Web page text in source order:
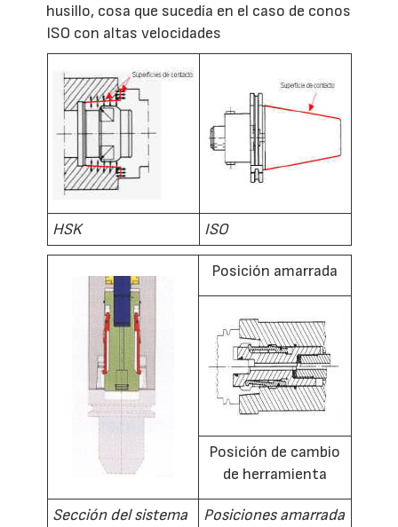
husillo, cosa que sucedía en el caso de conos
ISO con altas velocidades
HSK ISO
Posición amarrada
Posición de cambio
de herramienta
Sección del sistema Posiciones amarrada